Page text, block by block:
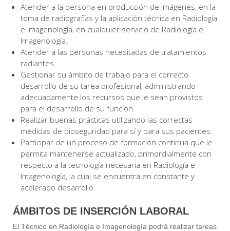
Atender a la persona en producción de imágenes, en la
toma de radiografías y la aplicación técnica en Radiología
e Imagenología, en cualquier servicio de Radiología e
Imagenología.
Atender a las personas necesitadas de tratamientos
radiantes.
Gestionar su ámbito de trabajo para el correcto
desarrollo de su tarea profesional, administrando
adecuadamente los recursos que le sean provistos
para el desarrollo de su función.
Realizar buenas prácticas utilizando las correctas
medidas de bioseguridad para sí y para sus pacientes.
Participar de un proceso de formación continua que le
permita mantenerse actualizado, primordialmente con
respecto a la tecnología necesaria en Radiología e
Imagenología, la cual se encuentra en constante y
acelerado desarrollo.
ÁMBITOS DE INSERCIÓN LABORAL
El Técnico en Radiología e Imagenología podrá realizar tareas